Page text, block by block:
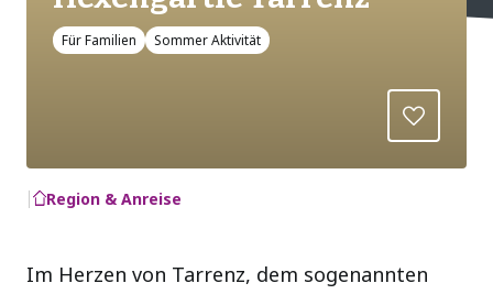
Für Familien Sommer Aktivität
Region & Anreise
Im Herzen von Tarrenz, dem sogenannten